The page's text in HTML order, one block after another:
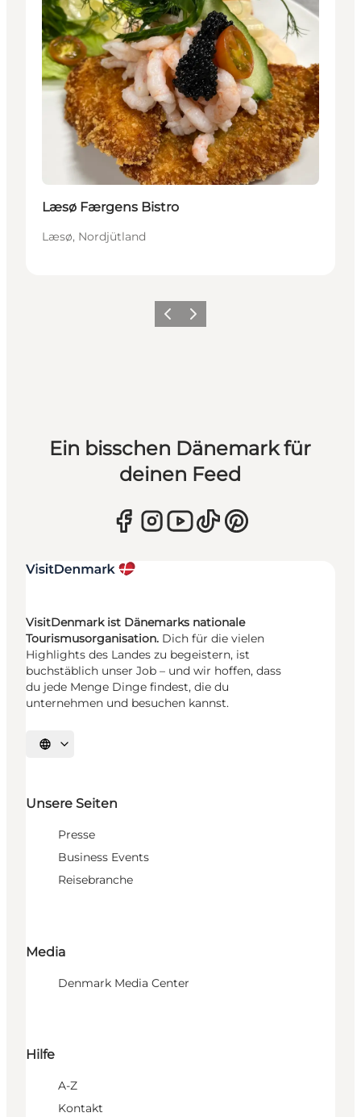
Læsø Færgens Bistro
Læsø, Nordjütland
ZurückWeiter
Ein bisschen Dänemark für
deinen Feed
VisitDenmark ist Dänemarks nationale
Tourismusorganisation. Dich für die vielen
Highlights des Landes zu begeistern, ist
buchstäblich unser Job – und wir hoffen, dass
du jede Menge Dinge findest, die du
unternehmen und besuchen kannst.
Sprache auswählen
Unsere Seiten
Presse
Business Events
Reisebranche
Media
Denmark Media Center
Hilfe
A-Z
Kontakt